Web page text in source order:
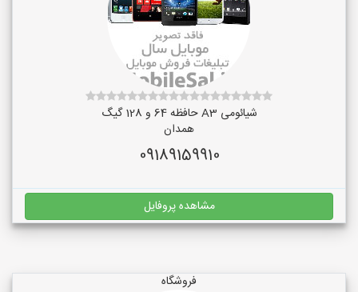
شیائومی A3 حافظه 64 و 128 گیگ
همدان
09189159910
مشاهده پروفایل
فروشگاه